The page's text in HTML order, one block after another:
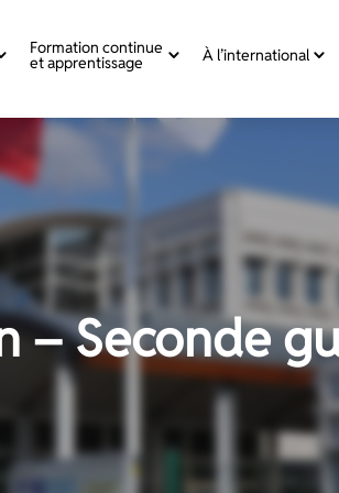
Formation continue
et apprentissage À l’international
– Seconde